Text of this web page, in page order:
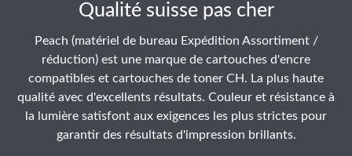
Qualité suisse pas cher
Peach (matériel de bureau Expédition Assortiment /
réduction) est une marque de cartouches d'encre
compatibles et cartouches de toner CH. La plus haute
qualité avec d'excellents résultats. Couleur et résistance à
la lumière satisfont aux exigences les plus strictes pour
garantir des résultats d'impression brillants.